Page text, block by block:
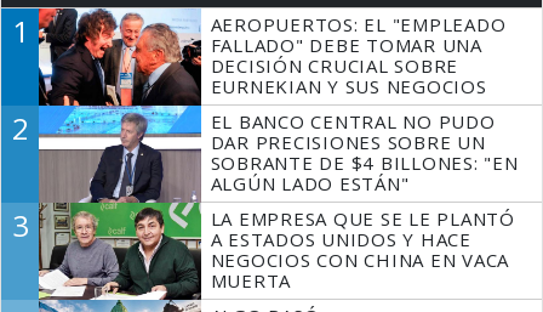
1
AEROPUERTOS: EL "EMPLEADO
FALLADO" DEBE TOMAR UNA
DECISIÓN CRUCIAL SOBRE
EURNEKIAN Y SUS NEGOCIOS
2
EL BANCO CENTRAL NO PUDO
DAR PRECISIONES SOBRE UN
SOBRANTE DE $4 BILLONES: "EN
ALGÚN LADO ESTÁN"
3
LA EMPRESA QUE SE LE PLANTÓ
A ESTADOS UNIDOS Y HACE
NEGOCIOS CON CHINA EN VACA
MUERTA